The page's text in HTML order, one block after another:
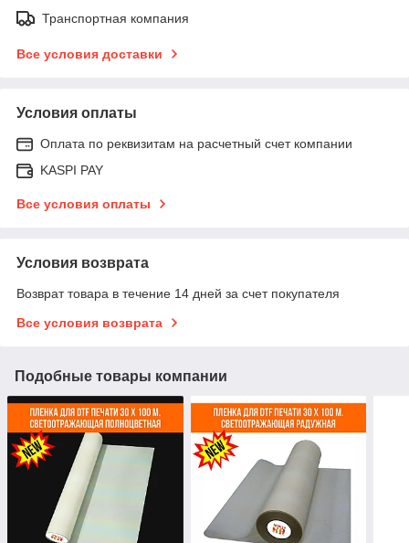
Транспортная компания
Все условия доставки
Условия оплаты
Оплата по реквизитам на расчетный счет компании
KASPI PAY
Все условия оплаты
Условия возврата
Возврат товара в течение 14 дней за счет покупателя
Все условия возврата
Подобные товары компании